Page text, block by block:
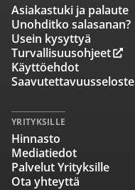
Asiakastuki ja palaute
Unohditko salasanan?
Usein kysyttyä
Turvallisuusohjeet
Käyttöehdot
Saavutettavuusseloste
YRITYKSILLE
Hinnasto
Mediatiedot
Palvelut Yrityksille
Ota yhteyttä